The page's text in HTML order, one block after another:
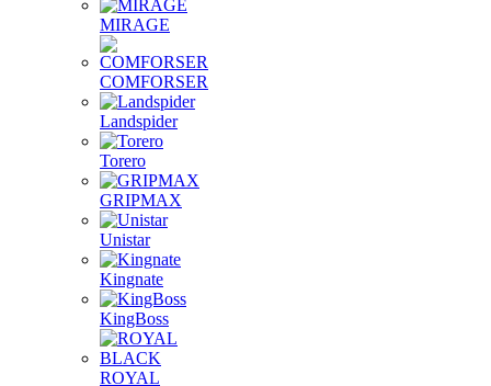
MIRAGE
COMFORSER
Landspider
Torero
GRIPMAX
Unistar
Kingnate
KingBoss
ROYAL